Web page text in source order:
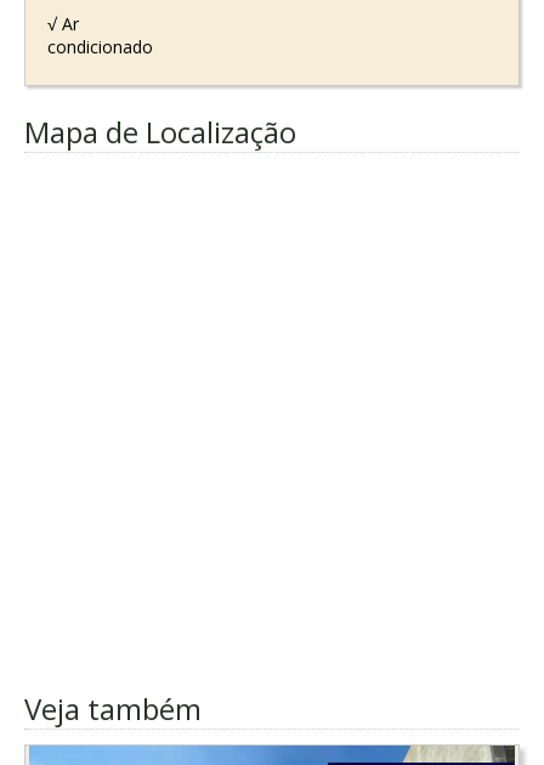
√ Ar
condicionado
Mapa de Localização
Veja também